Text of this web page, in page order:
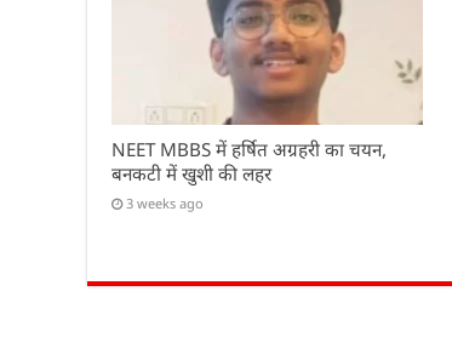
NEET MBBS में हर्षित अग्रहरी का चयन,
बनकटी में खुशी की लहर
3 weeks ago